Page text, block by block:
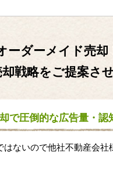
ーダーメイド売却
戦略をご提案さ
で圧倒的な広告量・認
はないので他社不動産会